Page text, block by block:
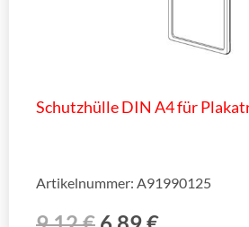
Schutzhülle DIN A4 für
Artikelnummer: A91990125